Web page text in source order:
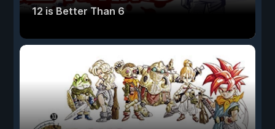
12 is Better Than 6